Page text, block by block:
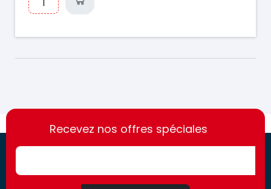
https://france-
access.fr
https://france-
access.fr
Recevez nos offres spéciales